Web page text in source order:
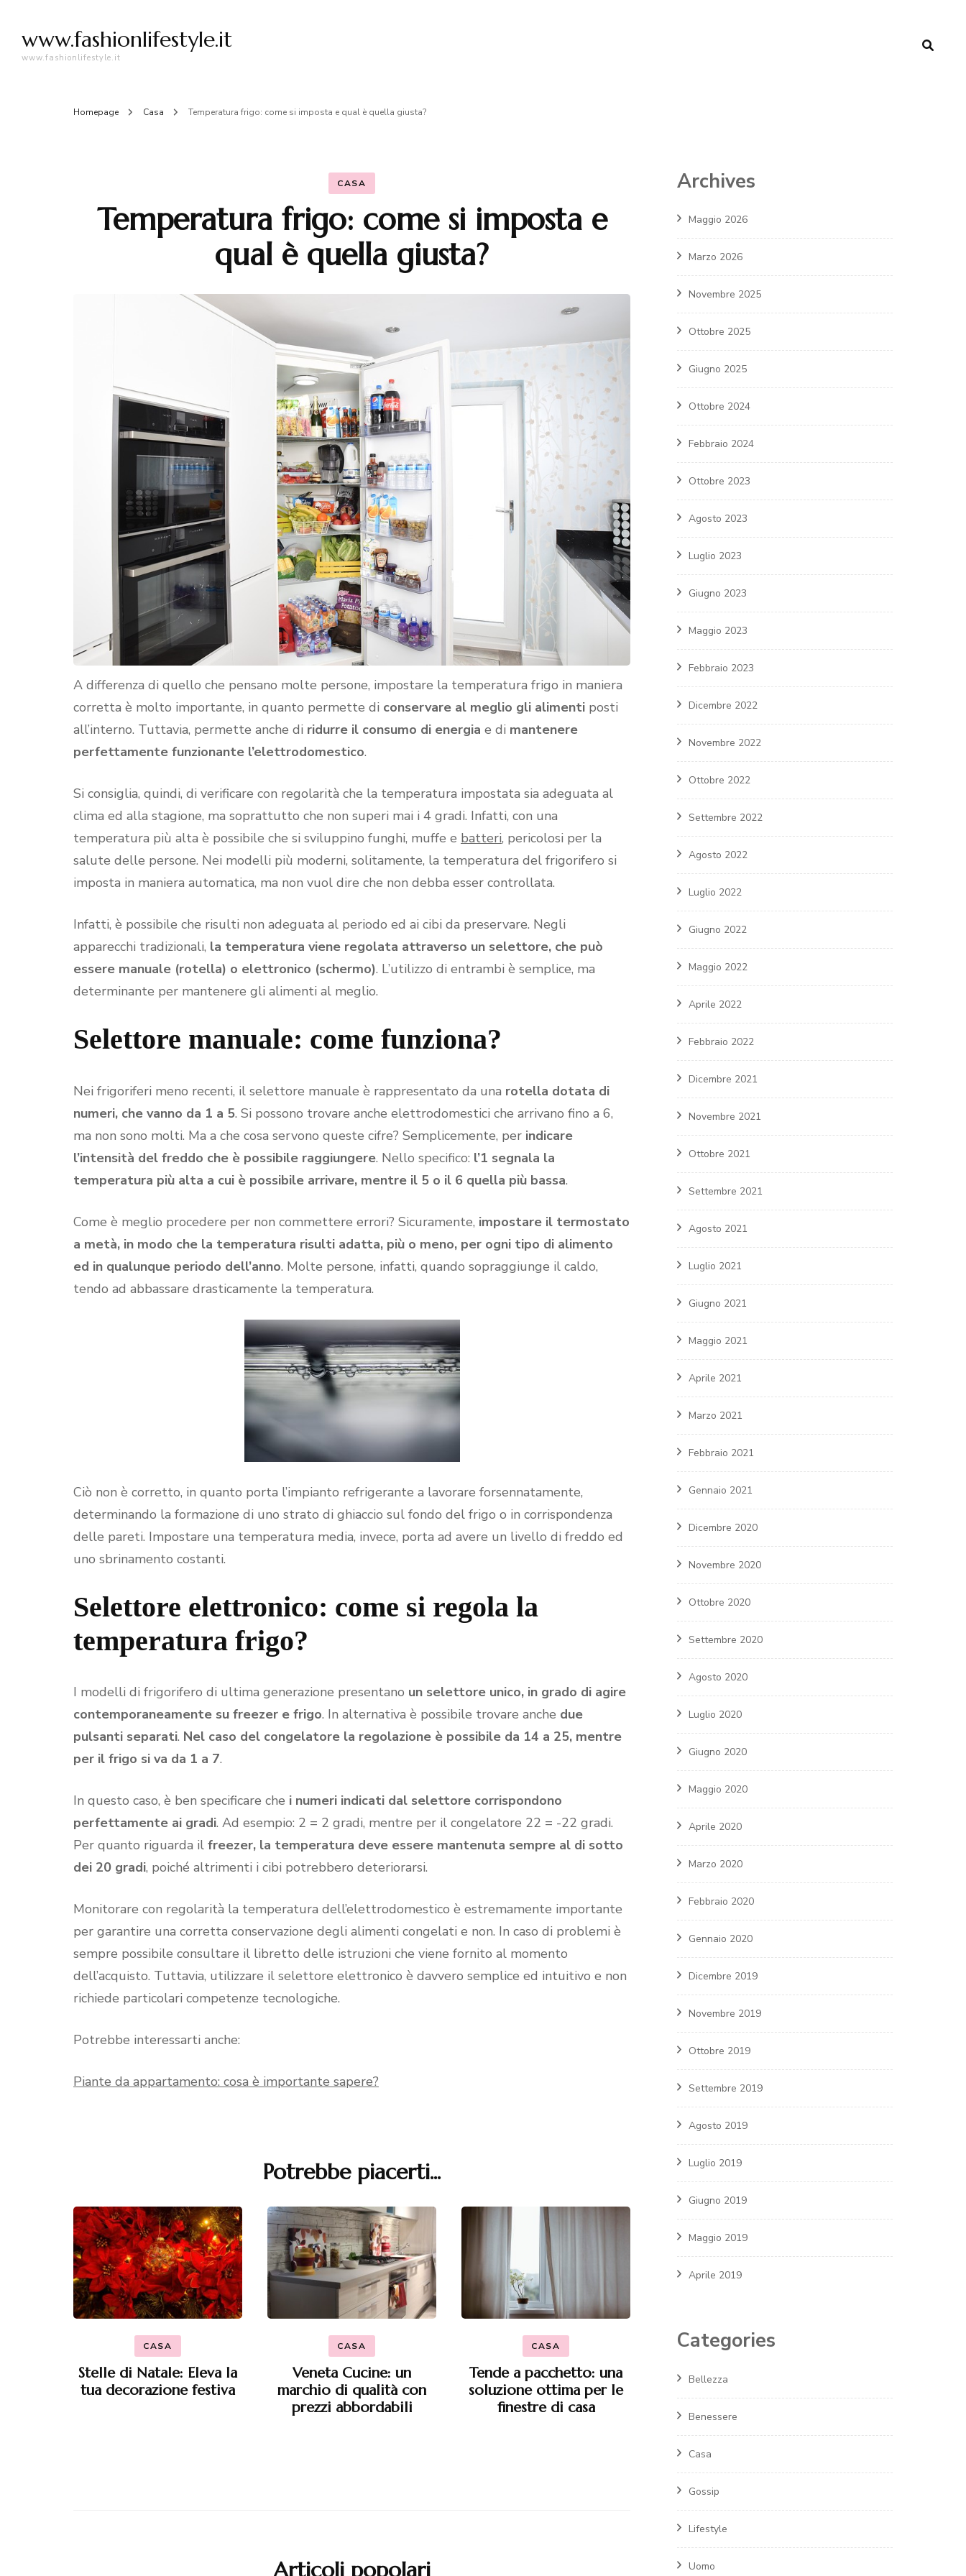
www.fashionlifestyle.it
www.fashionlifestyle.it
Homepage Casa Temperatura frigo: come si imposta e qual è quella giusta?
CASA
Temperatura frigo: come si imposta e
qual è quella giusta?
A differenza di quello che pensano molte persone, impostare la temperatura frigo in maniera
corretta è molto importante, in quanto permette di conservare al meglio gli alimenti posti
all’interno. Tuttavia, permette anche di ridurre il consumo di energia e di mantenere
perfettamente funzionante l’elettrodomestico.
Si consiglia, quindi, di verificare con regolarità che la temperatura impostata sia adeguata al
clima ed alla stagione, ma soprattutto che non superi mai i 4 gradi. Infatti, con una
temperatura più alta è possibile che si sviluppino funghi, muffe e batteri, pericolosi per la
salute delle persone. Nei modelli più moderni, solitamente, la temperatura del frigorifero si
imposta in maniera automatica, ma non vuol dire che non debba esser controllata.
Infatti, è possibile che risulti non adeguata al periodo ed ai cibi da preservare. Negli
apparecchi tradizionali, la temperatura viene regolata attraverso un selettore, che può
essere manuale (rotella) o elettronico (schermo). L’utilizzo di entrambi è semplice, ma
determinante per mantenere gli alimenti al meglio.
Selettore manuale: come funziona?
Nei frigoriferi meno recenti, il selettore manuale è rappresentato da una rotella dotata di
numeri, che vanno da 1 a 5. Si possono trovare anche elettrodomestici che arrivano fino a 6,
ma non sono molti. Ma a che cosa servono queste cifre? Semplicemente, per indicare
l’intensità del freddo che è possibile raggiungere. Nello specifico: l’1 segnala la
temperatura più alta a cui è possibile arrivare, mentre il 5 o il 6 quella più bassa.
Come è meglio procedere per non commettere errori? Sicuramente, impostare il termostato
a metà, in modo che la temperatura risulti adatta, più o meno, per ogni tipo di alimento
ed in qualunque periodo dell’anno. Molte persone, infatti, quando sopraggiunge il caldo,
tendo ad abbassare drasticamente la temperatura.
Ciò non è corretto, in quanto porta l’impianto refrigerante a lavorare forsennatamente,
determinando la formazione di uno strato di ghiaccio sul fondo del frigo o in corrispondenza
delle pareti. Impostare una temperatura media, invece, porta ad avere un livello di freddo ed
uno sbrinamento costanti.
Selettore elettronico: come si regola la
temperatura frigo?
I modelli di frigorifero di ultima generazione presentano un selettore unico, in grado di agire
contemporaneamente su freezer e frigo. In alternativa è possibile trovare anche due
pulsanti separati. Nel caso del congelatore la regolazione è possibile da 14 a 25, mentre
per il frigo si va da 1 a 7.
In questo caso, è ben specificare che i numeri indicati dal selettore corrispondono
perfettamente ai gradi. Ad esempio: 2 = 2 gradi, mentre per il congelatore 22 = -22 gradi.
Per quanto riguarda il freezer, la temperatura deve essere mantenuta sempre al di sotto
dei 20 gradi, poiché altrimenti i cibi potrebbero deteriorarsi.
Monitorare con regolarità la temperatura dell’elettrodomestico è estremamente importante
per garantire una corretta conservazione degli alimenti congelati e non. In caso di problemi è
sempre possibile consultare il libretto delle istruzioni che viene fornito al momento
dell’acquisto. Tuttavia, utilizzare il selettore elettronico è davvero semplice ed intuitivo e non
richiede particolari competenze tecnologiche.
Potrebbe interessarti anche:
Piante da appartamento: cosa è importante sapere?
Potrebbe piacerti...
CASA
Stelle di Natale: Eleva la
tua decorazione festiva
CASA
Veneta Cucine: un
marchio di qualità con
prezzi abbordabili
CASA
Tende a pacchetto: una
soluzione ottima per le
finestre di casa
Articoli popolari
Archives
Maggio 2026
Marzo 2026
Novembre 2025
Ottobre 2025
Giugno 2025
Ottobre 2024
Febbraio 2024
Ottobre 2023
Agosto 2023
Luglio 2023
Giugno 2023
Maggio 2023
Febbraio 2023
Dicembre 2022
Novembre 2022
Ottobre 2022
Settembre 2022
Agosto 2022
Luglio 2022
Giugno 2022
Maggio 2022
Aprile 2022
Febbraio 2022
Dicembre 2021
Novembre 2021
Ottobre 2021
Settembre 2021
Agosto 2021
Luglio 2021
Giugno 2021
Maggio 2021
Aprile 2021
Marzo 2021
Febbraio 2021
Gennaio 2021
Dicembre 2020
Novembre 2020
Ottobre 2020
Settembre 2020
Agosto 2020
Luglio 2020
Giugno 2020
Maggio 2020
Aprile 2020
Marzo 2020
Febbraio 2020
Gennaio 2020
Dicembre 2019
Novembre 2019
Ottobre 2019
Settembre 2019
Agosto 2019
Luglio 2019
Giugno 2019
Maggio 2019
Aprile 2019
Categories
Bellezza
Benessere
Casa
Gossip
Lifestyle
Uomo